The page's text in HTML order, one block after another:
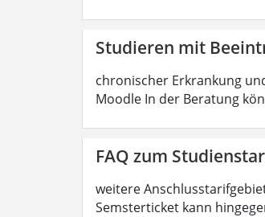
Studieren mit
chronischer Erkrankung
Moodle In der Beratung
FAQ zum
weitere
Semsterticket kann